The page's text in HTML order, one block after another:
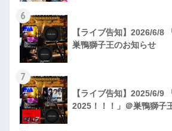
6
【ライブ告知】2026/6/8
巣鴨獅子王のお知らせ
7
【ライブ告知】2025/6/9
2025！！！」＠巣鴨獅子